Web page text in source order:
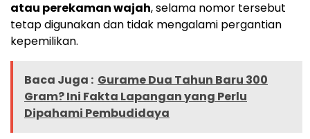
atau perekaman wajah, selama nomor tersebut
tetap digunakan dan tidak mengalami pergantian
kepemilikan.
Baca Juga : Gurame Dua Tahun Baru 300
Gram? Ini Fakta Lapangan yang Perlu
Dipahami Pembudidaya